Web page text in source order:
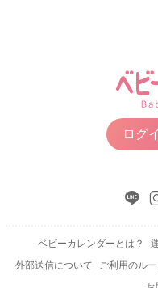
ログ
ベビーカレンダーとは？
外部送信について
ご利用のル